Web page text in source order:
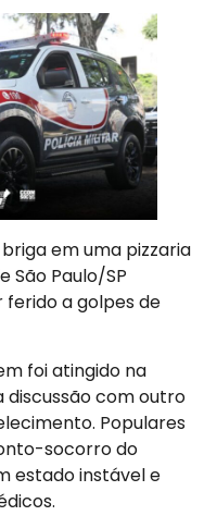
em uma pizzaria
São Paulo/SP
a golpes de
foi atingido na
discussão com outro
Populares
socorro do
estado instável e